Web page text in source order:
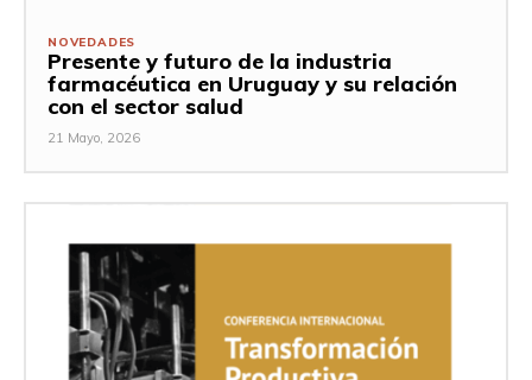
NOVEDADES
Presente y futuro de la industria
farmacéutica en Uruguay y su relación
con el sector salud
21 Mayo, 2026